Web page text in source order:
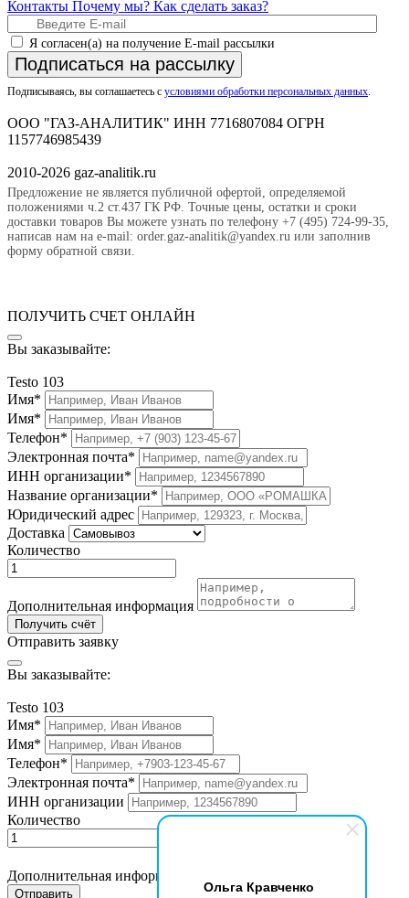
Ольга Кравченко
Контакты Почему мы? Как сделать заказ?
Я согласен(а) на получение E-mail рассылки
Подписаться на рассылку
Подписываясь, вы соглашаетесь с условиями обработки персональных данных.
ООО "ГАЗ-АНАЛИТИК" ИНН 7716807084 ОГРН
1157746985439
2010-2026 gaz-analitik.ru
Предложение не является публичной офертой, определяемой
положениями ч.2 ст.437 ГК РФ. Точные цены, остатки и сроки
доставки товаров Вы можете узнать по телефону +7 (495) 724-99-35,
написав нам на e-mail: order.gaz-analitik@yandex.ru или заполнив
форму обратной связи.
ПОЛУЧИТЬ СЧЕТ ОНЛАЙН
Вы заказывайте:
Testo 103
Имя*
Имя*
Телефон*
Электронная почта*
ИНН организации*
Название организации*
Юридический адрес
Доставка
Количество
Дополнительная информация
Получить счёт
Отправить заявку
Вы заказывайте:
Testo 103
Имя*
Имя*
Телефон*
Электронная почта*
ИНН организации
Количество
Дополнительная информация
Отправить